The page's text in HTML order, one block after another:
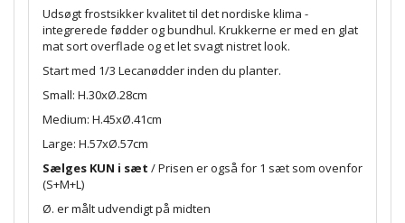
Udsøgt frostsikker kvalitet til det nordiske klima -
integrerede fødder og bundhul. Krukkerne er med en glat
mat sort overflade og et let svagt nistret look.
Start med 1/3 Lecanødder inden du planter.
Small: H.30xØ.28cm
Medium: H.45xØ.41cm
Large: H.57xØ.57cm
Sælges KUN i sæt / Prisen er også for 1 sæt som ovenfor
(S+M+L)
Ø. er målt udvendigt på midten